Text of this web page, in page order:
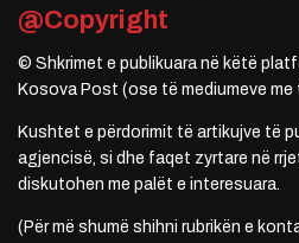
@Copyright
© Shkrimet e publikuara në këtë
Kosova Post (ose të mediumeve
Kushtet e përdorimit të artikujve të
agjencisë, si dhe faqet zyrtare në
diskutohen me palët e interesuara.
(Për më shumë shihni rubrikën e